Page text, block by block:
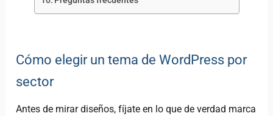
Cómo elegir un tema de WordPress por
sector
Antes de mirar diseños, fíjate en lo que de verdad marca